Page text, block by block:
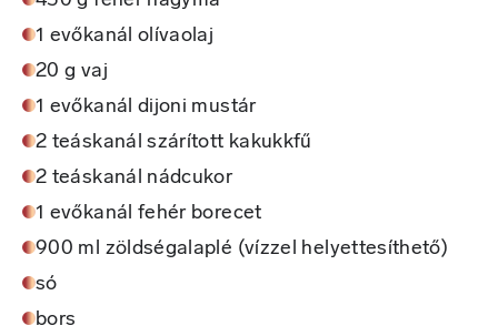
1 evőkanál olívaolaj
20 g vaj
1 evőkanál dijoni mustár
2 teáskanál szárított kakukkfű
2 teáskanál nádcukor
1 evőkanál fehér borecet
900 ml zöldségalaplé (vízzel helyettesíthető)
só
bors